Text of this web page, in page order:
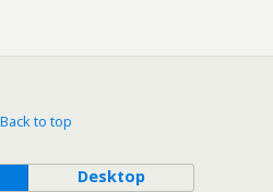
Back to top
Desktop